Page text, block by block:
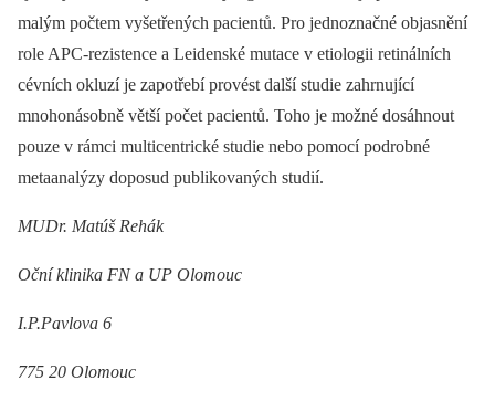
malým počtem vyšetřených pacientů. Pro jednoznačné objasnění
role APC-rezistence a Leidenské mutace v etiologii retinálních
cévních okluzí je zapotřebí provést další studie zahrnující
mnohonásobně větší počet pacientů. Toho je možné dosáhnout
pouze v rámci multicentrické studie nebo pomocí podrobné
metaanalýzy doposud publikovaných studií.
MUDr. Matúš Rehák
Oční klinika FN a UP Olomouc
I.P.Pavlova 6
775 20 Olomouc